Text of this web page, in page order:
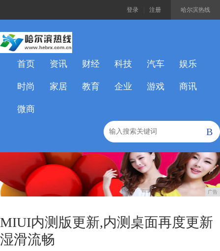
哈尔滨热线
登录 注册
首页 资讯 财经 科技 汽车 娱乐
时尚 家居 教育 企业 游戏 商讯
微商
B
广告
MIUI内测版更新,内测桌面再度更新
湿滑流畅